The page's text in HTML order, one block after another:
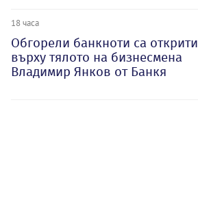
18 часа
Обгорели банкноти са открити
върху тялото на бизнесмена
Владимир Янков от Банкя